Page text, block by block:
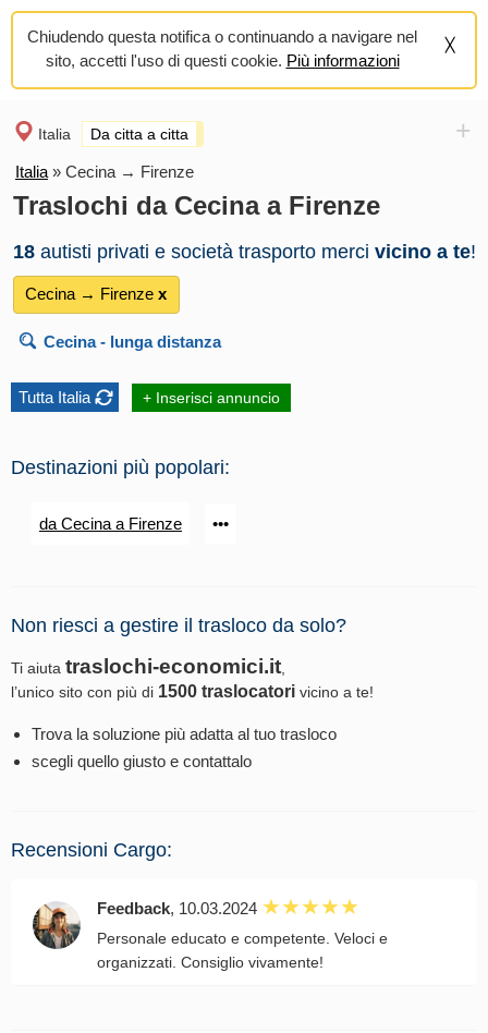
Chiudendo questa notifica o continuando a navigare nel
sito, accetti l'uso di questi cookie. Più informazioni
Italia Da citta a citta +
Italia » Cecina → Firenze
Traslochi da Cecina a Firenze
18 autisti privati e società trasporto merci vicino a te!
Cecina → Firenze х
Cecina- lunga distanza
Tutta Italia + Inserisci annuncio
Destinazioni più popolari:
da Cecina a Firenze •••
Non riesci a gestire il trasloco da solo?
Ti aiuta traslochi-economici.it
l’unico sito con più di 1500 traslocatori vicino a te!
Trova la soluzione più adatta al tuo trasloco
scegli quello giusto e contattalo
Recensioni Cargo:
Feedback, 10.03.2024
Personale educato e competente. Veloci e
organizzati. Consiglio vivamente!